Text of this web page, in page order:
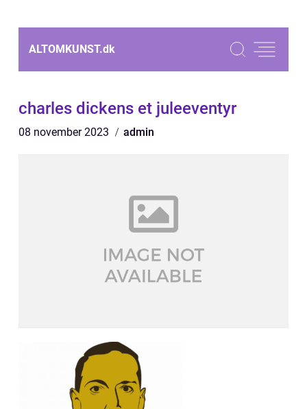
ALTOMKUNST.dk
charles dickens et juleeventyr
08 november 2023 admin